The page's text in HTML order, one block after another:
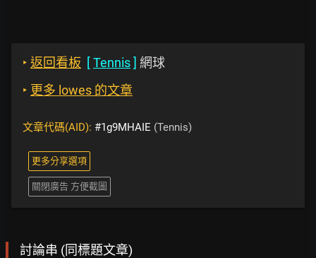
‣ 返回看板 [Tennis] 網球
‣ 更多 lowes 的文章
文章代碼(AID): #1g9MHAIE (Tennis)
更多分享選項
關閉廣告 方便截圖
討論串 (同標題文章)